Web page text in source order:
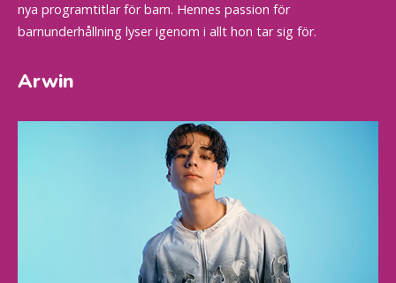
nya programtitlar för barn. Hennes passion för
barnunderhållning lyser igenom i allt hon tar sig för.
Arwin